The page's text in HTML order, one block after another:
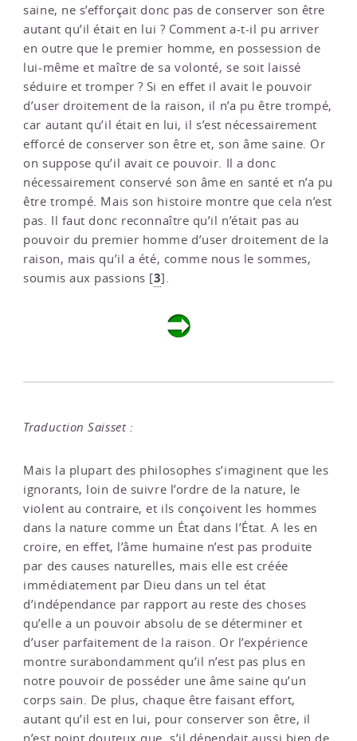
saine, ne s’efforçait donc pas de conserver son être
autant qu’il était en lui ? Comment a-t-il pu arriver
en outre que le premier homme, en possession de
lui-même et maître de sa volonté, se soit laissé
séduire et tromper ? Si en effet il avait le pouvoir
d’user droitement de la raison, il n’a pu être trompé,
car autant qu’il était en lui, il s’est nécessairement
efforcé de conserver son être et, son âme saine. Or
on suppose qu’il avait ce pouvoir. Il a donc
nécessairement conservé son âme en santé et n’a pu
être trompé. Mais son histoire montre que cela n’est
pas. Il faut donc reconnaître qu’il n’était pas au
pouvoir du premier homme d’user droitement de la
raison, mais qu’il a été, comme nous le sommes,
soumis aux passions [3].
Traduction Saisset :
Mais la plupart des philosophes s’imaginent que les
ignorants, loin de suivre l’ordre de la nature, le
violent au contraire, et ils conçoivent les hommes
dans la nature comme un État dans l’État. A les en
croire, en effet, l’âme humaine n’est pas produite
par des causes naturelles, mais elle est créée
immédiatement par Dieu dans un tel état
d’indépendance par rapport au reste des choses
qu’elle a un pouvoir absolu de se déterminer et
d’user parfaitement de la raison. Or l’expérience
montre surabondamment qu’il n’est pas plus en
notre pouvoir de posséder une âme saine qu’un
corps sain. De plus, chaque être faisant effort,
autant qu’il est en lui, pour conserver son être, il